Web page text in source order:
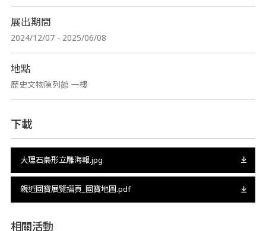
展出期間
2024/12/07 - 2025/06/08
地點
歷史文物陳列館 一樓
下載
大理石梟形立雕海報.jpg
親近國寶展覽摺頁_國寶地圖.pdf
相關活動